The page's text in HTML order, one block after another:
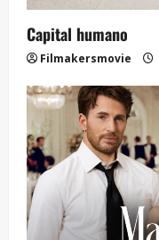
Capital humano
Filmakersmovie